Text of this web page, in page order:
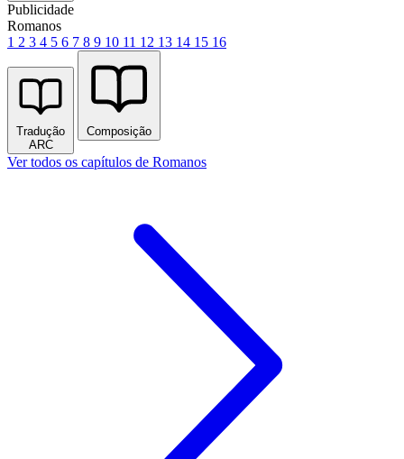
Publicidade
Romanos
1 2 3 4 5 6 7 8 9 10 11 12 13 14 15 16
Tradução
ARC
Composição
Ver todos os capítulos de Romanos